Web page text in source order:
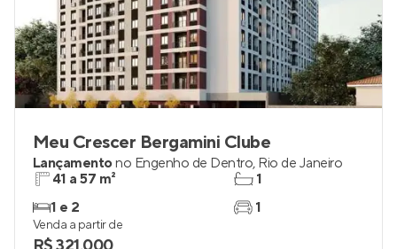
Meu Crescer Bergamini Clube
Lançamentono Engenho de Dentro, Rio de Janeiro
41 a 57 m²
1 e 2
1
1
Venda a partir de